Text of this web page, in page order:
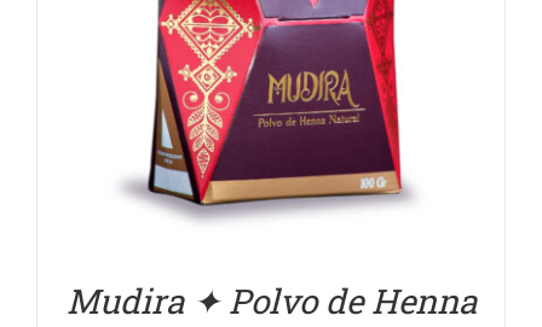
DETALLES
Mudira ✦ Polvo de Henna